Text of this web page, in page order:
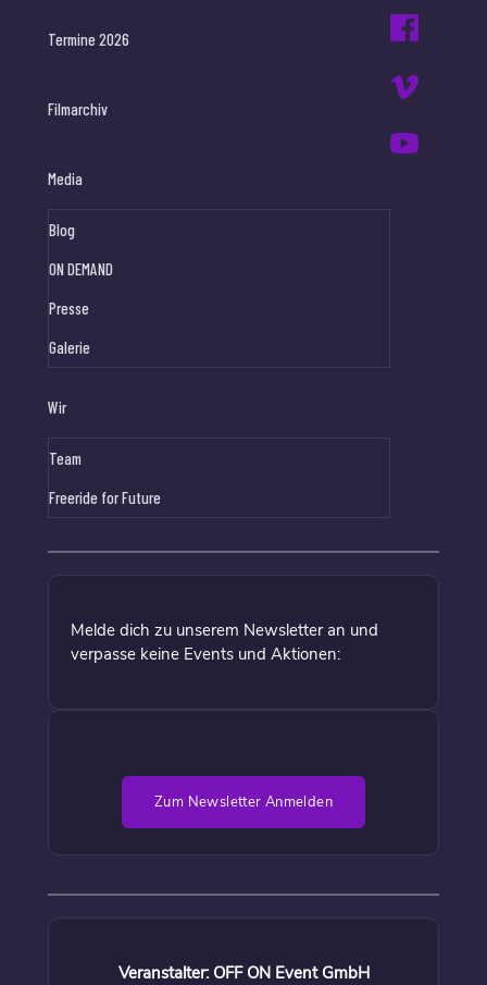
Termine 2026
Filmarchiv
Media
Blog
ON DEMAND
Presse
Galerie
Wir
Team
Freeride for Future
Melde dich zu unserem Newsletter an und
verpasse keine Events und Aktionen:
Zum Newsletter Anmelden
Veranstalter: OFF ON Event GmbH